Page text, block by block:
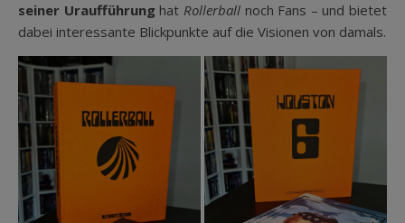
seiner Uraufführunghat Rollerball noch Fans – und bietet
dabei interessante Blickpunkte auf die Visionen von damals.